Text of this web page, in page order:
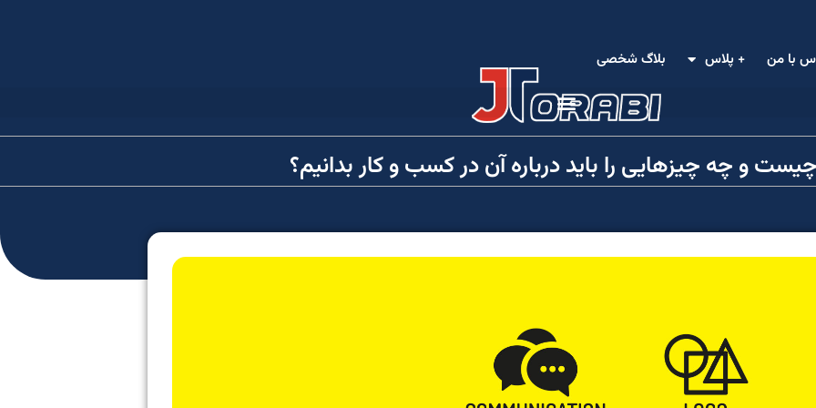
با من + پلاس بلاگ شخصی
چیست و چه چیزهایی را باید درباره آن در کسب و کار بدانیم؟